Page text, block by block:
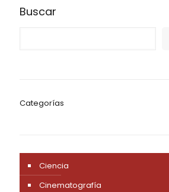
Buscar
Categorías
Ciencia
Cinematografía